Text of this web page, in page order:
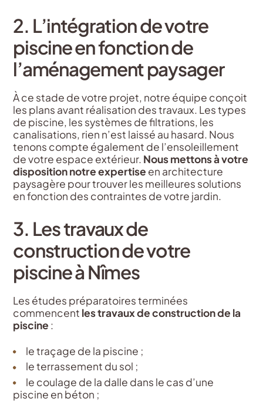
2. L’intégration de votre
piscine en fonction de
l’aménagement paysager
À ce stade de votre projet, notre équipe conçoit
les plans avant réalisation des travaux. Les types
de piscine, les systèmes de filtrations, les
canalisations, rien n’est laissé au hasard. Nous
tenons compte également de l’ensoleillement
de votre espace extérieur. Nous mettons à votre
disposition notre expertise en architecture
paysagère pour trouver les meilleures solutions
en fonction des contraintes de votre jardin.
3. Les travaux de
construction de votre
piscine à Nîmes
Les études préparatoires terminées
commencent les travaux de construction de la
piscine :
le traçage de la piscine ;
le terrassement du sol ;
le coulage de la dalle dans le cas d’une
piscine en béton ;